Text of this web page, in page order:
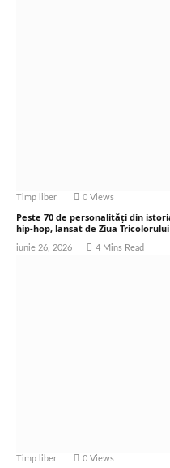
Timp liber 0 Views
Peste 70 de personalități din
hip-hop, lansat de Ziua
iunie 26, 2026 4 Mins Read
Timp liber 0 Views